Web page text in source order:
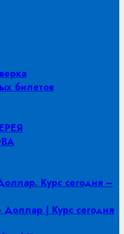
билетов
Курс сегодня –
| Курс сегодня